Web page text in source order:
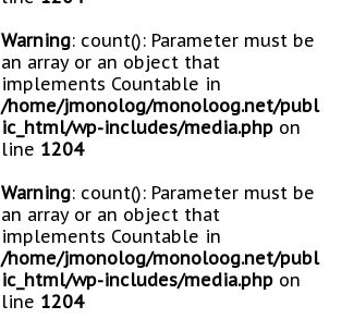
Warning: count(): Parameter must be
an array or an object that
implements Countable in
/home/jmonolog/monoloog.net/publ
ic_html/wp-includes/media.php on
line 1204
Warning: count(): Parameter must be
an array or an object that
implements Countable in
/home/jmonolog/monoloog.net/publ
ic_html/wp-includes/media.php on
line 1204